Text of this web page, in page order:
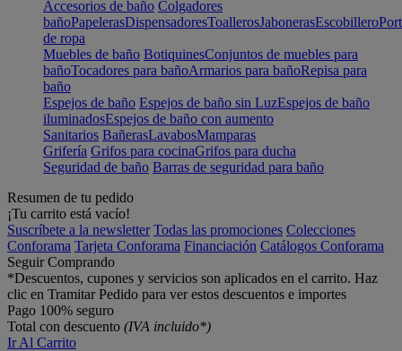
Accesorios de baño Colgadores
bañoPapelerasDispensadoresToallerosJabonerasEscobillero
de ropa
Muebles de baño BotiquinesConjuntos de muebles para
bañoTocadores para bañoArmarios para bañoRepisa para
baño
Espejos de baño Espejos de baño sin LuzEspejos de baño
iluminadosEspejos de baño con aumento
Sanitarios BañerasLavabosMamparas
Grifería Grifos para cocinaGrifos para ducha
Seguridad de baño Barras de seguridad para baño
Resumen de tu pedido
¡Tu carrito está vacío!
Suscríbete a la newsletter Todas las promociones Colecciones
Conforama Tarjeta Conforama Financiación Catálogos Conforama
Seguir Comprando
*Descuentos, cupones y servicios son aplicados en el carrito. Haz
clic en Tramitar Pedido para ver estos descuentos e importes
Pago 100% seguro
Total con descuento (IVA incluido*)
Ir Al Carrito